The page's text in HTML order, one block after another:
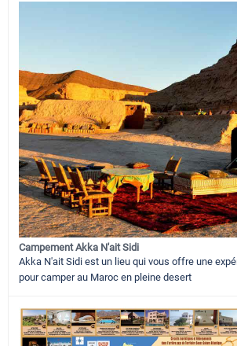
Campement Akka N'ait Sidi
Akka N'ait Sidi est un lieu qui vous offre une
pour camper au Maroc en pleine desert